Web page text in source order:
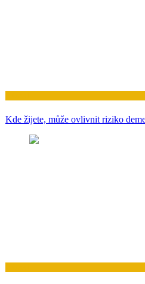
Kde žijete, může ovlivnit riziko